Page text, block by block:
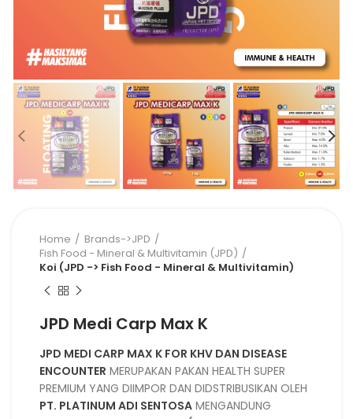
Home
Brands->JPD
Fish Food - Mineral & Multivitamin (JPD)
Koi (JPD -> Fish Food - Mineral & Multivitamin)
JPD Medi Carp Max K
JPD MEDI CARP MAX K FOR KHV DAN DISEASE
ENCOUNTER MERUPAKAN PAKAN HEALTH SUPER
PREMIUM YANG DIIMPOR DAN DIDSTRIBUSIKAN OLEH
PT. PLATINUM ADI SENTOSA MENGANDUNG